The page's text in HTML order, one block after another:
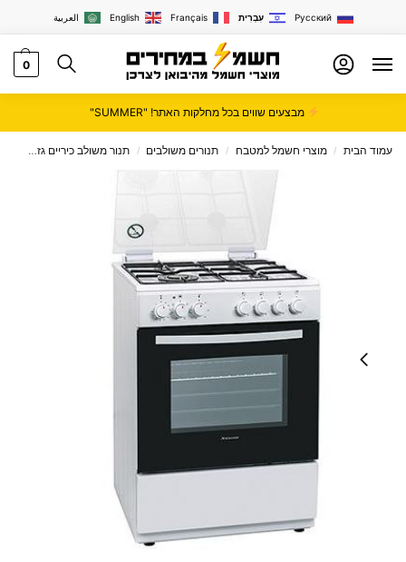
العربية English Français עִבְרִית Русский
0
מבצעים שווים בכל מחלקות האתר! "SUMMER"
עמוד הבית / מוצרי חשמל למטבח / תנורים משולבים / תנור משולב כיריים גז